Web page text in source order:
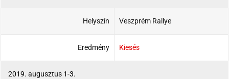
Helyszín Veszprém Rallye
Eredmény Kiesés
2019. augusztus 1-3.